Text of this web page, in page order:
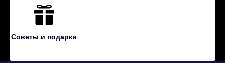
Советы и подарки